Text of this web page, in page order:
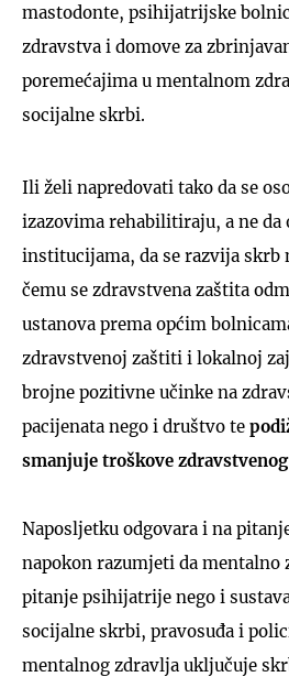
mastodonte, psihijatrijske
zdravstva i domove za
poremećajima u mentalnom
socijalne skrbi.
Ili želi napredovati tako da se
izazovima rehabilitiraju, a ne da
institucijama, da se razvija skrb
čemu se zdravstvena zaštita
ustanova prema općim
zdravstvenoj zaštiti i lokalnoj
brojne pozitivne učinke na
pacijenata nego i društvo te
smanjuje troškove
Naposljetku odgovara i na
napokon razumjeti da mentalno
pitanje psihijatrije nego i
socijalne skrbi, pravosuđa i
mentalnog zdravlja uključuje